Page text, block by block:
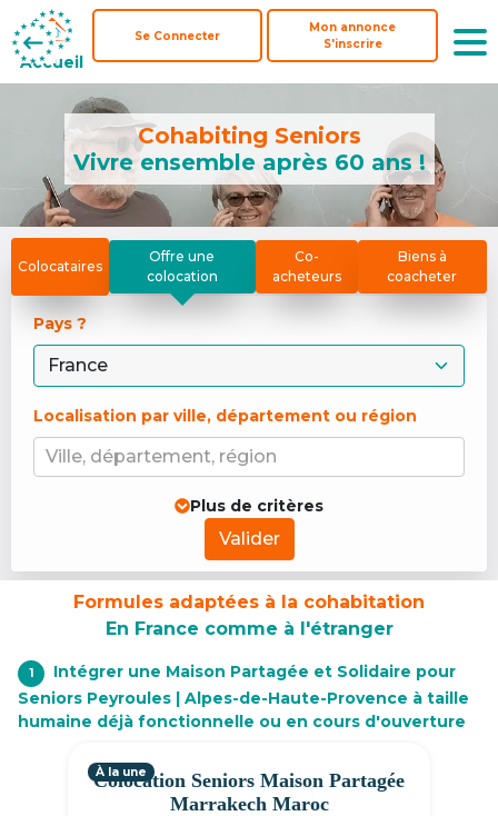
Accueil
Se Connecter
Mon annonce
S'inscrire
Accueil
Se Connecter
Mon annonce
S'inscrire
Cohabiting Seniors
Vivre ensemble après 60 ans !
Colocataires
Offre une
colocation
Co-
acheteurs
Biens à
coacheter
Pays ?
Localisation par ville, département ou région
Ville, département, région
Plus de critères
Valider
Formules adaptées à la cohabitation
En France comme à l'étranger
1
Intégrer une Maison Partagée et Solidaire pour
Seniors Peyroules | Alpes-de-Haute-Provence à taille
humaine déjà fonctionnelle ou en cours d'ouverture
Colocation Seniors Maison Partagée
Marrakech Maroc
À la une